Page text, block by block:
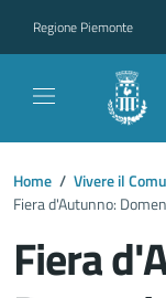
Regione Piemonte
Home / Vivere il
Fiera d'Autunno:
Fiera